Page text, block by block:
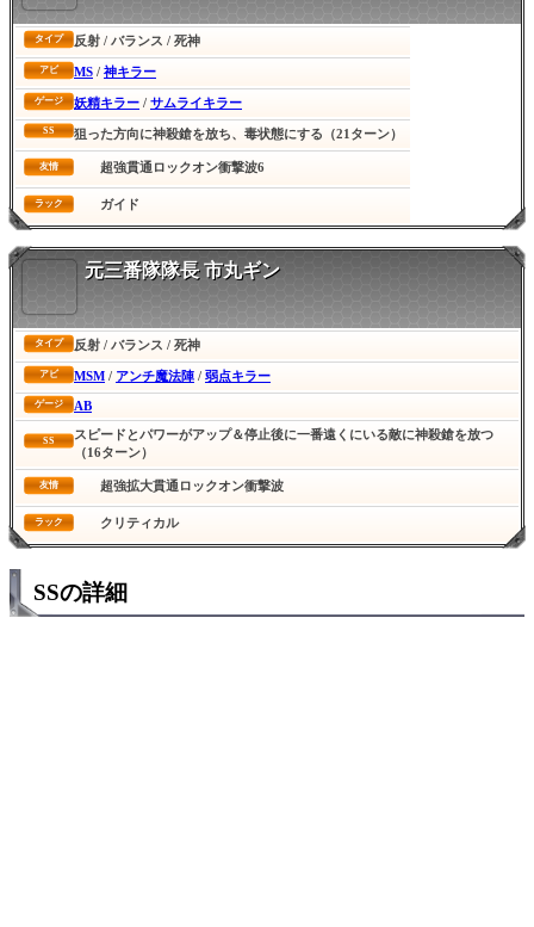
タイプ 反射 / バランス / 死神
アビ MS / 神キラー
ゲージ 妖精キラー / サムライキラー
SS 狙った方向に神殺鎗を放ち、毒状態にする（21ターン）
友情 超強貫通ロックオン衝撃波6
ラック ガイド
元三番隊隊長 市丸ギン
タイプ 反射 / バランス / 死神
アビ MSM / アンチ魔法陣 / 弱点キラー
ゲージ AB
SS
スピードとパワーがアップ＆停止後に一番遠くにいる敵に神殺鎗を放つ
（16ターン）
友情 超強拡大貫通ロックオン衝撃波
ラック クリティカル
SSの詳細